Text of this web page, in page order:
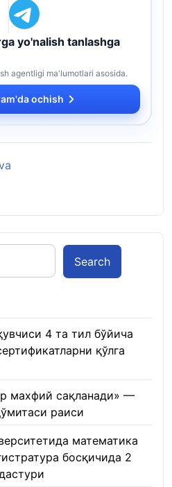
yo'nalish tanlashga
agentligi ma'lumotlari asosida.
ochish
Search
4 та тил бўйича
қўлга
махфий сақланади» —
раиси
математика
босқичида 2